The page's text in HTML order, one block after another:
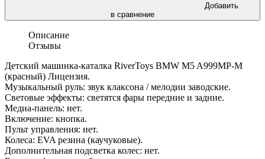
Добавить
в сравнение
Описание
Отзывы
Детский машинка-каталка RiverToys BMW M5 A999MP-M
(красный) Лицензия.
Музыкальный руль: звук клаксона / мелодии заводские.
Световые эффекты: светятся фары передние и задние.
Медиа-панель: нет.
Включение: кнопка.
Пульт управления: нет.
Колеса: EVA резина (каучуковые).
Дополнительная подсветка колес: нет.